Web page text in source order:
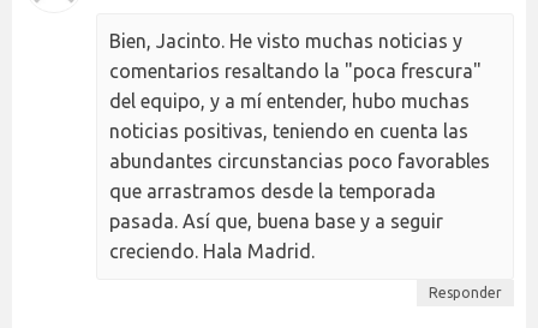
Bien, Jacinto. He visto muchas noticias y
comentarios resaltando la "poca frescura"
del equipo, y a mí entender, hubo muchas
noticias positivas, teniendo en cuenta las
abundantes circunstancias poco favorables
que arrastramos desde la temporada
pasada. Así que, buena base y a seguir
creciendo. Hala Madrid.
Responder